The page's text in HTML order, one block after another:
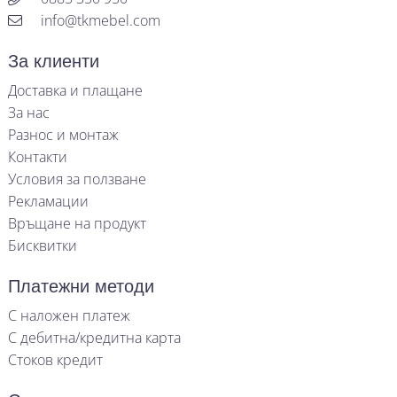
info@tkmebel.com
За клиенти
Доставка и плащане
За нас
Разнос и монтаж
Контакти
Условия за ползване
Рекламации
Връщане на продукт
Бисквитки
Платежни методи
С наложен платеж
С дебитна/кредитна карта
Стоков кредит